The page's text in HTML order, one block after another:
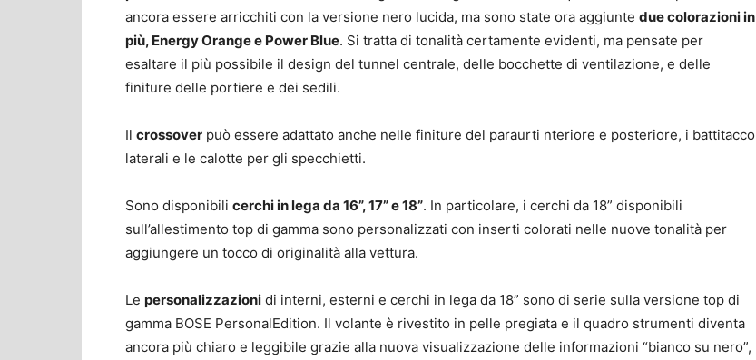
ancora essere arricchiti con la versione nero lucida, ma sono state ora aggiunte due colorazioni in
più, Energy Orange e Power Blue. Si tratta di tonalità certamente evidenti, ma pensate per
esaltare il più possibile il design del tunnel centrale, delle bocchette di ventilazione, e delle
finiture delle portiere e dei sedili.
Il crossover può essere adattato anche nelle finiture del paraurti nteriore e posteriore, i battitacco
laterali e le calotte per gli specchietti.
Sono disponibili cerchi in lega da 16”, 17” e 18”. In particolare, i cerchi da 18” disponibili
sull’allestimento top di gamma sono personalizzati con inserti colorati nelle nuove tonalità per
aggiungere un tocco di originalità alla vettura.
Le personalizzazioni di interni, esterni e cerchi in lega da 18” sono di serie sulla versione top di
gamma BOSE PersonalEdition. Il volante è rivestito in pelle pregiata e il quadro strumenti diventa
ancora più chiaro e leggibile grazie alla nuova visualizzazione delle informazioni “bianco su nero”,